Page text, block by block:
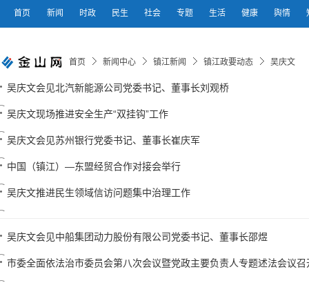
首页 新闻 时政 民生 社会 专题 生活 健康 舆情
首页 新闻中心 镇江新闻 镇江政要动态 吴庆文
吴庆文会见北汽新能源公司党委书记、董事长刘观桥
吴庆文现场推进安全生产“双挂钩”工作
吴庆文会见苏州银行党委书记、董事长崔庆军
中国（镇江）—东盟经贸合作对接会举行
吴庆文推进民生领域信访问题集中治理工作
吴庆文会见中船集团动力股份有限公司党委书记、董事长邵煜
市委全面依法治市委员会第八次会议暨党政主要负责人专题述法会议召